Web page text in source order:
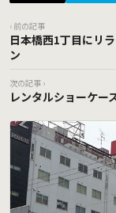
‹ 前の記事
日本橋西1丁目にリ
ン
次の記事 ›
レンタルショーケー